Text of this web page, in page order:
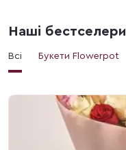
Наші бестселери
Всі Букети Flowerpot